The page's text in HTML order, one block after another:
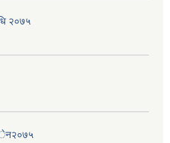
२०७५
एेन२०७५